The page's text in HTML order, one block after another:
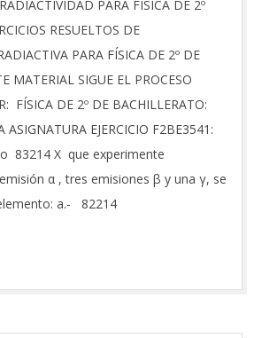
PARA FÍSICA DE 2º
RESUELTOS DE
PARA FÍSICA DE 2º DE
MATERIAL SIGUE EL PROCESO
FÍSICA DE 2º DE BACHILLERATO:
ASIGNATURA EJERCICIO F2BE3541:
83214 X que experimente
α , tres emisiones β y una γ, se
a.- 82214